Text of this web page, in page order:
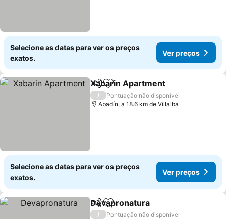
Selecione as datas para ver os preços
exatos.
Ver preços
PartilharAdicionar aos favoritos
Xabarin Apartment
/
Pontuação não disponível
Abadín, a 18.6 km de Villalba
Selecione as datas para ver os preços
exatos.
Ver preços
PartilharAdicionar aos favoritos
Devapronatura
/
Pontuação não disponível